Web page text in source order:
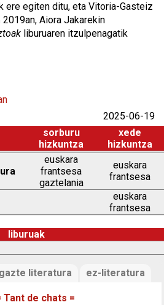
ere egiten ditu, eta Vitoria-Gasteiz
Aiora Jakarekin
liburuaren itzulpenagatik
2025-06-19
sorburu
hizkuntza
xede
hizkuntza
euskara
frantsesa
gaztelania
euskara
frantsesa
euskara
frantsesa
liburuak
literatura ez-literatura
Tant de chats =